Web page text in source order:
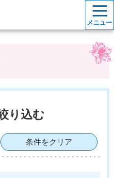
メニュー
り込む
条件をクリア